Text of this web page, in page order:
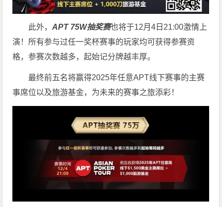
此外，APT 75W抽奖赛也将于12月4日21:00激情上
演！所有参与过任一奖杯赛事的玩家均可获得参赛资
格，参赛次数越多，起始记分牌越丰厚。
最终前五名将赢得2025年任意APT线下赛事的主赛
事席位以及旅游基金，为未来的赛事之旅添彩！